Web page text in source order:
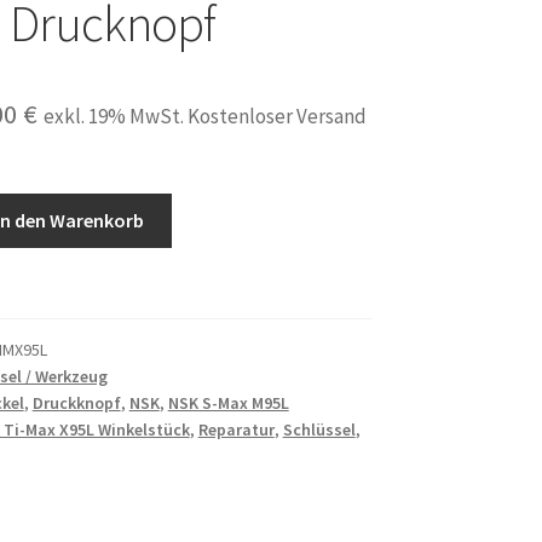
Drucknopf
€
€Aktueller
ist:
24,00 €.
exkl. 19% MwSt. Kostenloser Versand
den Warenkorb
/ Werkzeug
, Druckknopf, NSK, NSK S-Max M95L
Ti-Max X95L Winkelstück, Reparatur, Schlüssel,